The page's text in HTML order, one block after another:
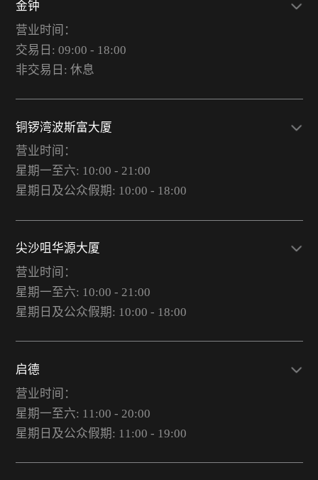
金钟
营业时间：
交易日: 09:00 - 18:00
非交易日: 休息
铜锣湾波斯富大厦
营业时间：
星期一至六: 10:00 - 21:00
星期日及公众假期: 10:00 - 18:00
尖沙咀华源大厦
营业时间：
星期一至六: 10:00 - 21:00
星期日及公众假期: 10:00 - 18:00
启德
营业时间：
星期一至六: 11:00 - 20:00
星期日及公众假期: 11:00 - 19:00